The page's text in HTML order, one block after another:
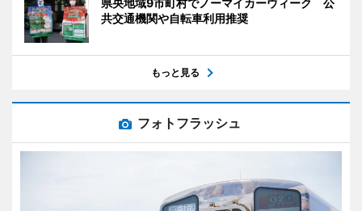
県央地域9市町村でノーマイカーウィーク 公
共交通機関や自転車利用推奨
もっと見る
フォトフラッシュ